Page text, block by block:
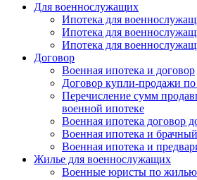
Для военнослужащих
Ипотека для
Ипотека для
Ипотека для
Договор
Военная ипотека и договор
Договор купли-продажи
Перечисление сумм
военной ипотеке
Военная ипотека договор
Военная ипотека и
Военная ипотека и
Жилье для военнослужащих
Военные юристы по жилью